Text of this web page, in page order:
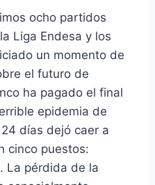
ocho partidos
Liga Endesa y los
un momento de
el futuro de
ha pagado el final
epidemia de
días dejó caer a
cinco puestos:
La pérdida de la